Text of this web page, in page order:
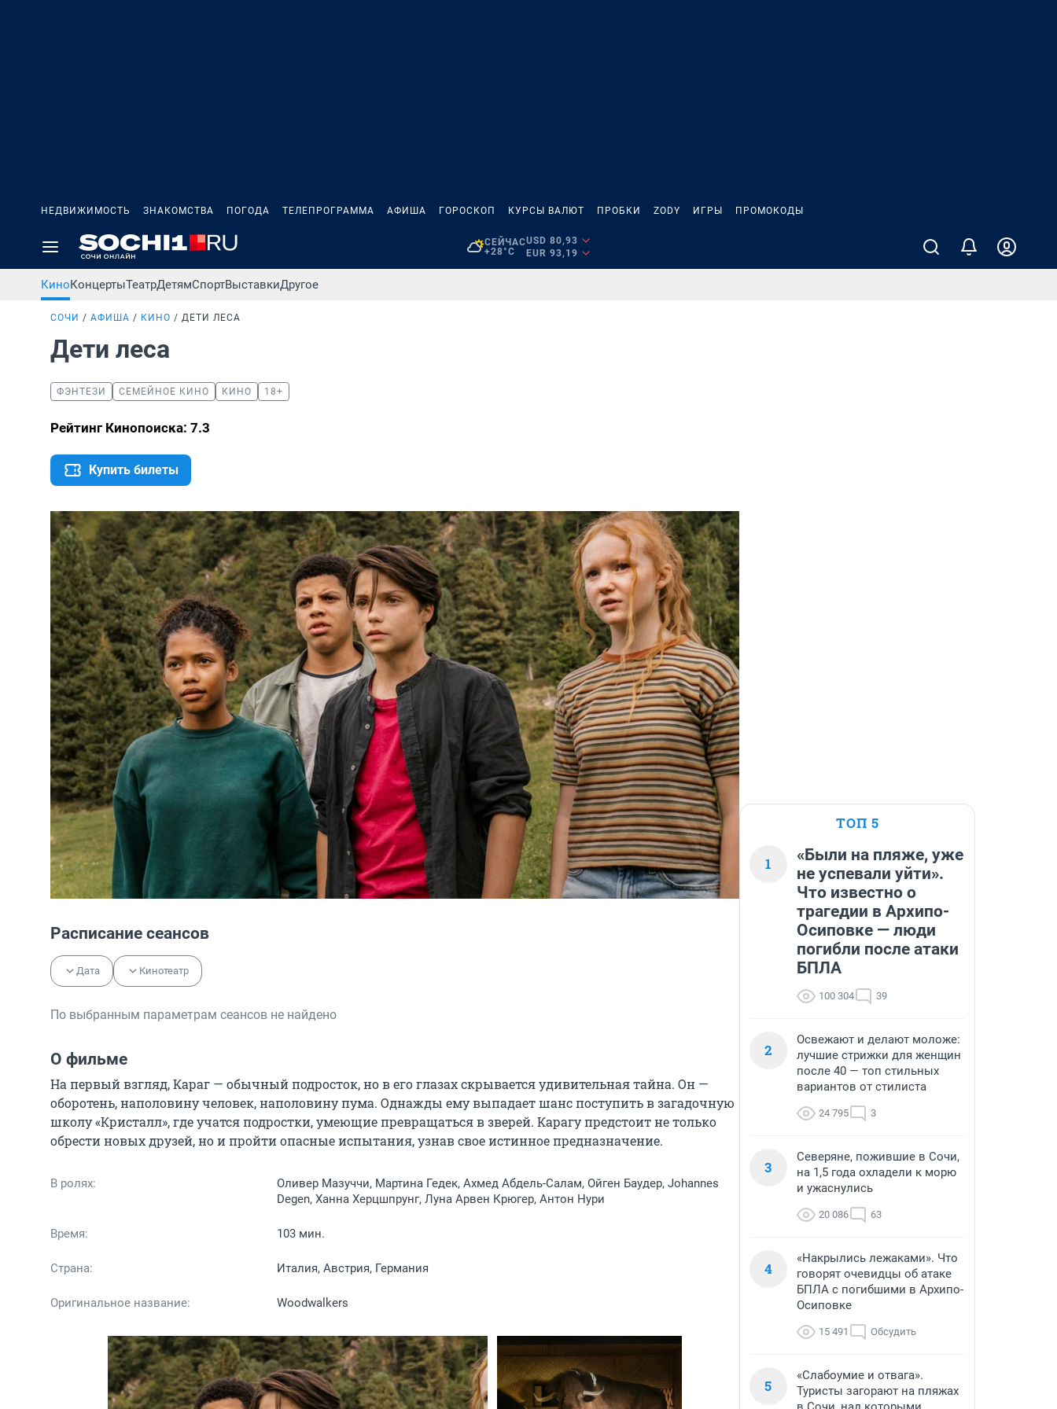
НЕДВИЖИМОСТЬ ЗНАКОМСТВА ПОГОДА ТЕЛЕПРОГРАММА АФИША ГОРОСКОП КУРСЫ ВАЛЮТ ПРОБКИ ZODY ИГРЫ ПРОМОКОДЫ
СЕЙЧАС
+28°C
USD 80,93
EUR 93,19
КиноКонцертыТеатрДетямСпортВыставкиДругое
СОЧИ АФИША КИНО ДЕТИ ЛЕСА
Дети леса
ФЭНТЕЗИ СЕМЕЙНОЕ КИНО КИНО 18+
Рейтинг Кинопоиска: 7.3
Купить билеты
Расписание сеансов
Дата Кинотеатр
По выбранным параметрам сеансов не найдено
О фильме
На первый взгляд, Караг — обычный подросток, но в его глазах скрывается удивительная тайна. Он —
оборотень, наполовину человек, наполовину пума. Однажды ему выпадает шанс поступить в загадочную
школу «Кристалл», где учатся подростки, умеющие превращаться в зверей. Карагу предстоит не только
обрести новых друзей, но и пройти опасные испытания, узнав свое истинное предназначение.
В ролях:
Оливер Мазуччи, Мартина Гедек, Ахмед Абдель-Салам, Ойген Баудер, Johannes
Degen, Ханна Херцшпрунг, Луна Арвен Крюгер, Антон Нури
Время: 103 мин.
Страна: Италия, Австрия, Германия
Оригинальное название: Woodwalkers
ТОП 5
1
«Были на пляже, уже
не успевали уйти».
Что известно о
трагедии в Архипо-
Осиповке — люди
погибли после атаки
БПЛА
100 304 39
2
Освежают и делают моложе:
лучшие стрижки для женщин
после 40 — топ стильных
вариантов от стилиста
24 795 3
3
Северяне, пожившие в Сочи,
на 1,5 года охладели к морю
и ужаснулись
20 086 63
4
«Накрылись лежаками». Что
говорят очевидцы об атаке
БПЛА с погибшими в Архипо-
Осиповке
15 491 Обсудить
5
«Слабоумие и отвага».
Туристы загорают на пляжах